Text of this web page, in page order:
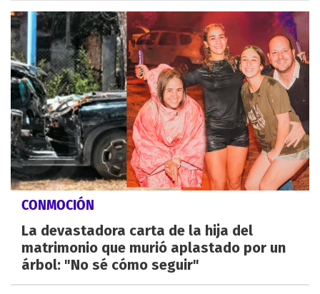
CONMOCIÓN
La devastadora carta de la hija del
matrimonio que murió aplastado por un
árbol: "No sé cómo seguir"